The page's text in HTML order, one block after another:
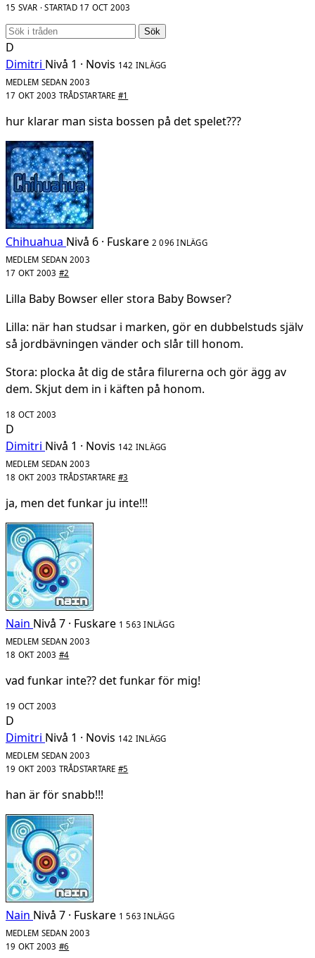
15 SVAR · STARTAD 17 OCT 2003
Sök
D
Dimitri Nivå 1 · Novis 142 INLÄGG
MEDLEM SEDAN 2003
17 OKT 2003 TRÅDSTARTARE #1
hur klarar man sista bossen på det spelet???
Chihuahua Nivå 6 · Fuskare 2 096 INLÄGG
MEDLEM SEDAN 2003
17 OKT 2003 #2
Lilla Baby Bowser eller stora Baby Bowser?
Lilla: när han studsar i marken, gör en dubbelstuds själv
så jordbävningen vänder och slår till honom.
Stora: plocka åt dig de ståra filurerna och gör ägg av
dem. Skjut dem in i käften på honom.
18 OCT 2003
D
Dimitri Nivå 1 · Novis 142 INLÄGG
MEDLEM SEDAN 2003
18 OKT 2003 TRÅDSTARTARE #3
ja, men det funkar ju inte!!!
Nain Nivå 7 · Fuskare 1 563 INLÄGG
MEDLEM SEDAN 2003
18 OKT 2003 #4
vad funkar inte?? det funkar för mig!
19 OCT 2003
D
Dimitri Nivå 1 · Novis 142 INLÄGG
MEDLEM SEDAN 2003
19 OKT 2003 TRÅDSTARTARE #5
han är för snabb!!!
Nain Nivå 7 · Fuskare 1 563 INLÄGG
MEDLEM SEDAN 2003
19 OKT 2003 #6